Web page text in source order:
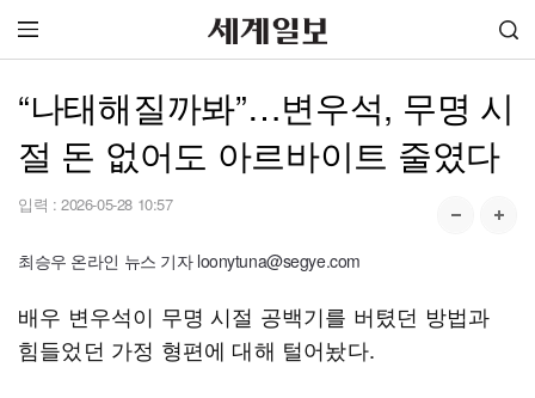
“나태해질까봐”…변우석, 무명 시
절 돈 없어도 아르바이트 줄였다
입력 : 2026-05-28 10:57
최승우 온라인 뉴스 기자 loonytuna@segye.com
배우 변우석이 무명 시절 공백기를 버텼던 방법과
힘들었던 가정 형편에 대해 털어놨다.